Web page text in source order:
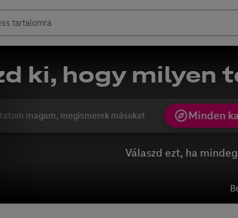
ki, hogy milyen
Minden
magam, megismerek másokat
Válaszd ezt, ha